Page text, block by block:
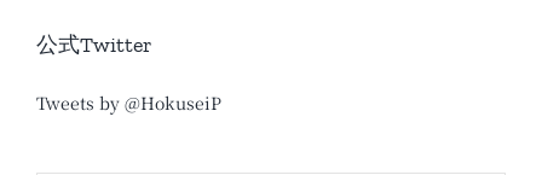
公式Twitter
Tweets by @HokuseiP